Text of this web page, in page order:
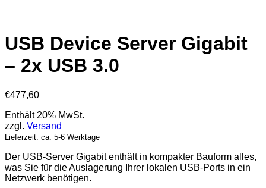
USB Device Server Gigabit
– 2x USB 3.0
€477,60
Enthält 20% MwSt.
zzgl. Versand
Lieferzeit: ca. 5-6 Werktage
Der USB-Server Gigabit enthält in kompakter Bauform alles,
was Sie für die Auslagerung Ihrer lokalen USB-Ports in ein
Netzwerk benötigen.